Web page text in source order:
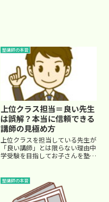
塾講師の本音
上位クラス担当＝良い先生
は誤解？本当に信頼できる
講師の見極め方
上位クラスを担当している先生が
「良い講師」とは限らない理由中
学受験を目指してお子さんを塾に
先生 ＝ 教え方が上手で信頼でき
る先生」と思っている方も多いの
ではないでしょうか。しかし、...
塾講師の本音